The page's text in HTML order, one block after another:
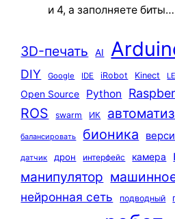
и 4, а заполняете биты…
3D-печать AI
DIY Google IDE iRobot Kinect
Open Source Python
ROS swarm ИК
балансировать бионика
датчик дрон интерфейс камера
манипулятор
нейронная сеть подводный